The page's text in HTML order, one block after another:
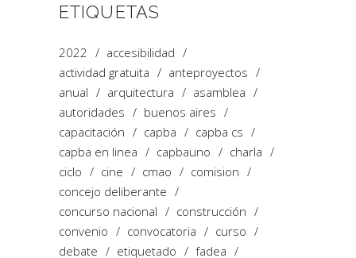
ETIQUETAS
2022
accesibilidad
actividad gratuita
anteproyectos
anual
arquitectura
asamblea
autoridades
buenos aires
capacitación
capba
capba cs
capba en linea
capbauno
charla
ciclo
cine cmao
comision
concejo deliberante
concurso nacional
construcción
convenio
convocatoria
curso
debate
etiquetado
fadea